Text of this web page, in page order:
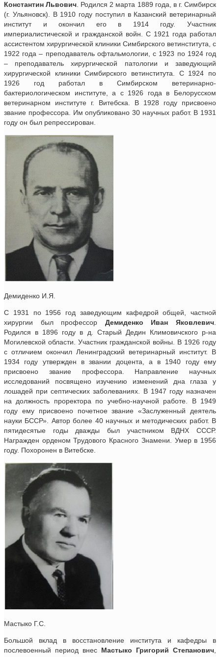
Константин Львович . Родился 2 марта 1889 года, в г. Симбирск
(г. Ульяновск). В 1910 году поступил в Казанский ветеринарный
институт и окончил его в 1914 году. Участник
империалистической и гражданской войн. С 1921 года работал
ассистентом хирургической клиники Симбирского ветинститута, с
1922 года – преподаватель офтальмологии, с 1923 по 1924 год
– преподаватель хирургической патологии и заведующий
хирургической клиники Симбирского ветинститута. С 1924 по
1926 год работал в Симбирском ветеринарно-
бактериологическом институте, а с 1926 года в Белорусском
ветеринарном институте г. Витебска. В 1928 году присвоено
звание профессора. Им опубликовано 30 научных работ. В 1931
году он был репрессирован.
Демиденко И.Я.
С 1931 по 1956 год заведующим кафедрой общей, частной
хирургии был профессор Демиденко Иван Яковлевич
Родился в 1896 году в д. Старый Дедин Климовичского р-на
Могилевской области. Участник гражданской войны. В 1926 году
с отличием окончил Ленинградский ветеринарный институт. В
1934 году утвержден в звании доцента, а в 1940 году ему
присвоено звание профессора. Направление научных
исследований посвящено изучению изменений дна глаза у
лошадей при септических заболеваниях. В 1947 году назначен
на должность проректора по учебно-научной работе. В 1949
году ему присвоено почетное звание «Заслуженный деятель
науки БССР». Автор более 40 научных и методических работ. В
пятидесятые годы дважды был участником ВДНХ СССР.
Награжден орденом Трудового Красного Знамени. Умер в 1956
году. Похоронен в Витебске.
Мастыко Г.С.
Большой вклад в восстановление института и кафедры в
послевоенный период внес Мастыко Григорий Степанович